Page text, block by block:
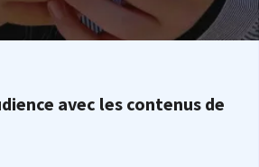
avec les contenus de